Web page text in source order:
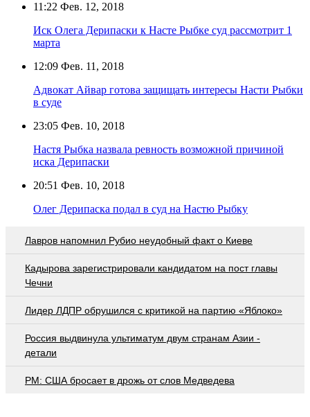
11:22 Фев. 12, 2018
Иск Олега Дерипаски к Насте Рыбке суд рассмотрит 1
марта
12:09 Фев. 11, 2018
Адвокат Айвар готова защищать интересы Насти Рыбки
в суде
23:05 Фев. 10, 2018
Настя Рыбка назвала ревность возможной причиной
иска Дерипаски
20:51 Фев. 10, 2018
Олег Дерипаска подал в суд на Настю Рыбку
Лавров напомнил Рубио неудобный факт о Киеве
Кадырова зарегистрировали кандидатом на пост главы
Чечни
Лидер ЛДПР обрушился с критикой на партию «Яблоко»
Россия выдвинула ультиматум двум странам Азии -
детали
PM: США бросает в дрожь от слов Медведева